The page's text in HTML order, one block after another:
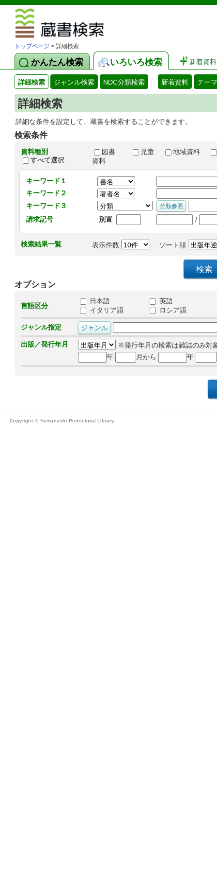
トップページ > 詳細検索
かんたん検索 いろいろ検索 新着資料
詳細検索 ジャンル検索 NDC分類検索 新着資料 テー
詳細検索
詳細な条件を設定して、蔵書を検索することができます。
検索条件
資料種別
すべて選択
図書 児童
地域資料
資料
キーワード１
キーワード２
キーワード３
請求記号
別置 /
検索結果一覧 表示件数 ソート順
オプション
言語区分
日本語
英語
イタリア語
ロシア語
ジャンル指定
出版／発行年月
※発行年月の検索は雑誌のみ対
年
月から 年
Copyright © Yamanashi Prefectural Library